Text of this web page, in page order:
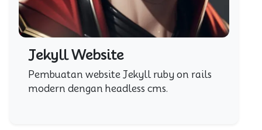
Jekyll Website
Pembuatan website Jekyll ruby on rails
modern dengan headless cms.